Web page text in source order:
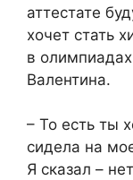
аттестате
хочет стать
в
Валентина.
– То есть ты
сидела на
Я сказал –